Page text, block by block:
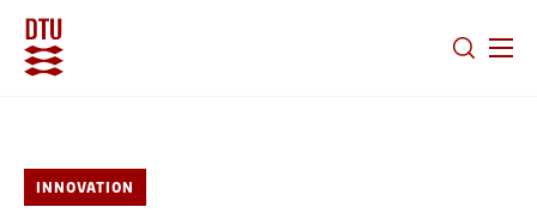
INNOVATION